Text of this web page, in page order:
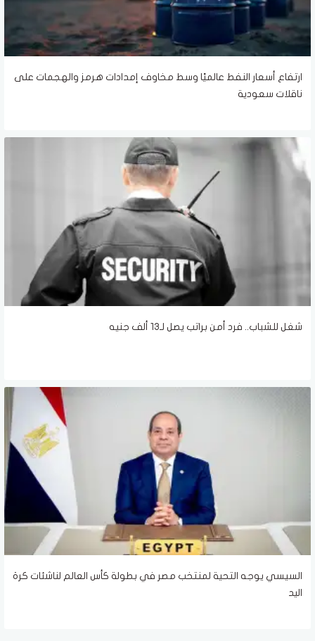
ارتفاع أسعار النفط عالميًا وسط مخاوف إمدادات هرمز والهجمات على
ناقلات سعودية
شغل للشباب.. فرد أمن براتب يصل لـ13 ألف جنيه
السيسي يوجه التحية لمنتخب مصر في بطولة كأس العالم لناشئات كرة
اليد